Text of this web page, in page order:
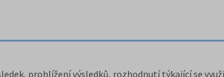
prohlížení výsledků, rozhodnutí týkající se